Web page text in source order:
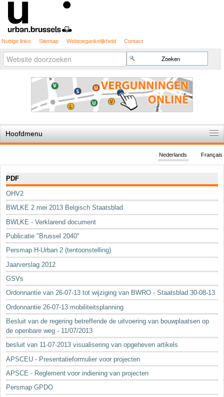
Nuttige links Sitemap Webtoegankelijkheid Contact
Zoek
Geavanceerd
zoeken...
Hoofdmenu
De spelregels
Stedenbouwkundige vergunning
Cartografie
Studies en publicaties
Sleutelwoorden
Stedenbouwkundige inlichtingen
Français
Nederlands
PDF
OHV2
BWLKE 2 mei 2013 Belgisch Staatsblad
BWLKE - Verklarend document
Publicatie "Brussel 2040"
Persmap H-Urban 2 (tentoonstelling)
Jaarverslag 2012
GSVs
Ordonnantie van 26-07-13 tot wijziging van BWRO - Staatsblad 30-08-13
Ordonnantie 26-07-13 mobiliteitsplanning
Besluit van de regering betreffende de uitvoering van bouwplaatsen op
de openbare weg - 11/07/2013
besluit van 11-07-2013 visualisering van opgeheven artikels
APSCEU - Presentatieformulier voor projecten
APSCE - Reglement voor indiening van projecten
Persmap GPDO